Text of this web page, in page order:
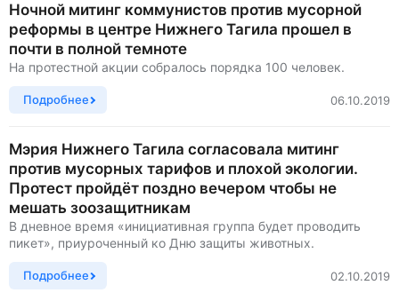
Ночной митинг коммунистов против мусорной
реформы в центре Нижнего Тагила прошел в
почти в полной темноте
На протестной акции собралось порядка 100 человек.
Подробнее 06.10.2019
Мэрия Нижнего Тагила согласовала митинг
против мусорных тарифов и плохой экологии.
Протест пройдёт поздно вечером чтобы не
мешать зоозащитникам
В дневное время «инициативная группа будет проводить
пикет», приуроченный ко Дню защиты животных.
Подробнее 02.10.2019